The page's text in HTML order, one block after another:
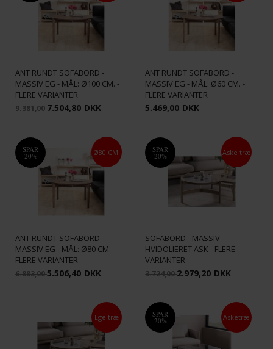
ANT RUNDT SOFABORD -
MASSIV EG - MÅL: Ø100 CM. -
FLERE VARIANTER
9.381,007.504,80 DKK
ANT RUNDT SOFABORD -
MASSIV EG - MÅL: Ø60 CM. -
FLERE VARIANTER
5.469,00 DKK
SPAR
20% Ø80 CM.
ANT RUNDT SOFABORD -
MASSIV EG - MÅL: Ø80 CM. -
FLERE VARIANTER
6.883,005.506,40 DKK
SPAR
20% Aske træ
SOFABORD - MASSIV
HVIDOLIERET ASK - FLERE
VARIANTER
3.724,002.979,20 DKK
Ege træ SPAR
20% Asketræ